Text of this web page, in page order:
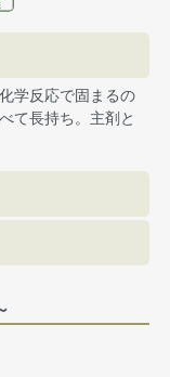
学反応で固まるの
て長持ち。主剤と